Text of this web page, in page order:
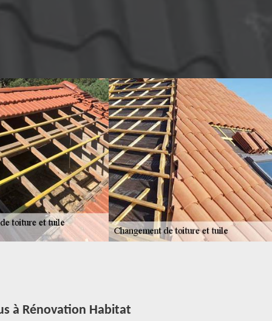
à Rénovation Habitat